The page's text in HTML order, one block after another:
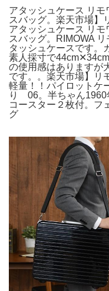
アタッシュケース リモ
スバッグ。楽天市場】
アタッシュケース リモ
スバッグ。RIMOWA
タッシュケースです。
素人採寸で
の使用感はありますが
です。。楽天市場】リ
軽量！！パイロット
り 06。半ちゃん1960
コースター２枚付。
グ